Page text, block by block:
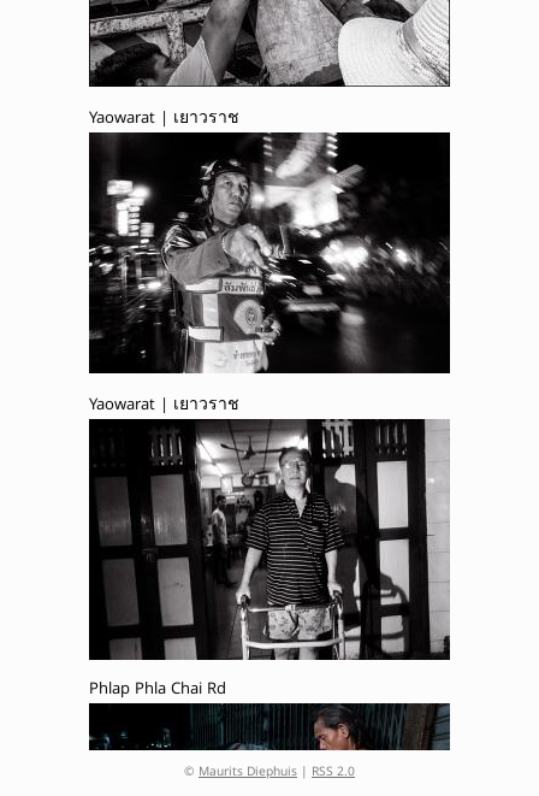
Yaowarat | เยาวราช
Yaowarat | เยาวราช
Phlap Phla Chai Rd
© Maurits Diephuis | RSS 2.0